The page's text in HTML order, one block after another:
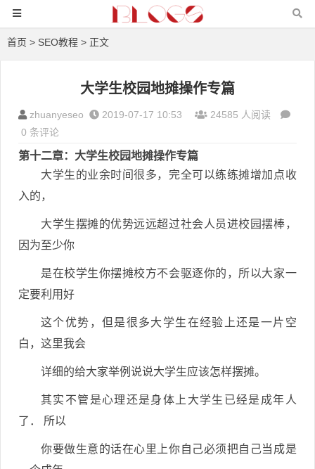
首页 > SEO教程 > 正文
大学生校园地摊操作专篇
zhuanyeseo 2019-07-17 10:53
24585 人阅读
0 条评论
第十二章：大学生校园地摊操作专篇
大学生的业余时间很多，完全可以练练摊增加点收
入的，
大学生摆摊的优势远远超过社会人员进校园摆棒，
因为至少你
是在校学生你摆摊校方不会驱逐你的，所以大家一
定要利用好
这个优势，但是很多大学生在经验上还是一片空
白，这里我会
详细的给大家举例说说大学生应该怎样摆摊。
其实不管是心理还是身体上大学生已经是成年人
了． 所以
你要做生意的话在心里上你自己必须把自己当成是